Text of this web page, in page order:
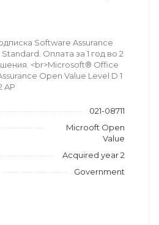
Software Assurance
Оплата за 1 год во 2
<br>Microsoft® Office
Open Value Level D 1
AP
021-08711
Microoft Open
Value
Acquired year 2
Government